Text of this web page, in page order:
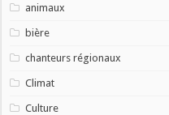
animaux
bière
chanteurs régionaux
Climat
Culture